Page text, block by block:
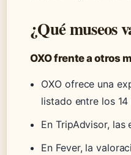
¿Qué museos
OXO frente a otros
OXO ofrece una
listado entre los
En TripAdvisor,
En Fever, la